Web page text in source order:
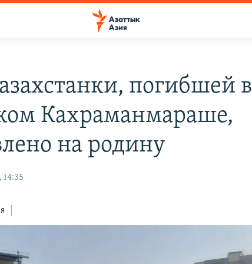
погибшей в
Кахраманмараше,
на родину
14:35